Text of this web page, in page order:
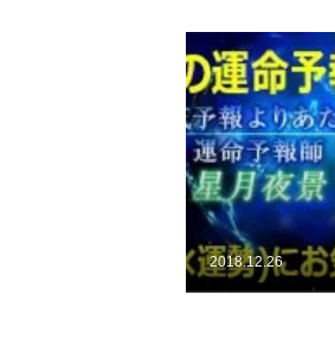
YouTube
Online Store
2018.12.26